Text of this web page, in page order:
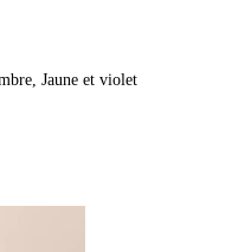
Jaune et violet